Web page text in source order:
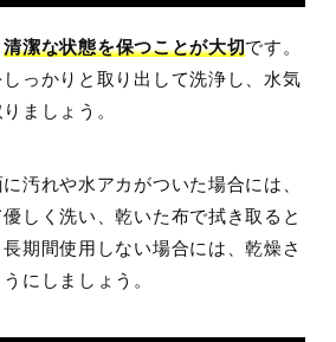
清潔な状態を保つことが大切です。
っかりと取り出して洗浄し、水気
ましょう。
汚れや水アカがついた場合には、
しく洗い、乾いた布で拭き取ると
期間使用しない場合には、乾燥さ
にしましょう。